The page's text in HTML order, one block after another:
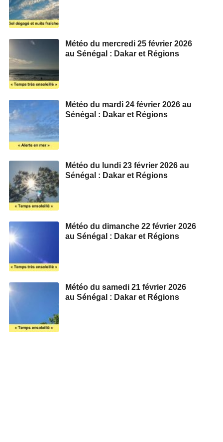
Météo du mercredi 25 février 2026
au Sénégal : Dakar et Régions
Météo du mardi 24 février 2026 au
Sénégal : Dakar et Régions
Météo du lundi 23 février 2026 au
Sénégal : Dakar et Régions
Météo du dimanche 22 février 2026
au Sénégal : Dakar et Régions
Météo du samedi 21 février 2026
au Sénégal : Dakar et Régions